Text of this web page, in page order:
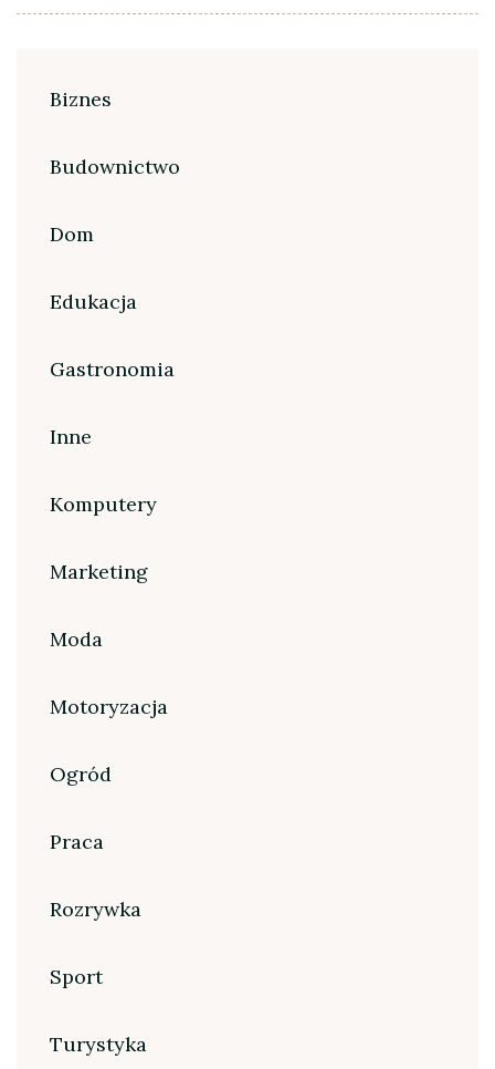
Biznes
Budownictwo
Dom
Edukacja
Gastronomia
Inne
Komputery
Marketing
Moda
Motoryzacja
Ogród
Praca
Rozrywka
Sport
Turystyka